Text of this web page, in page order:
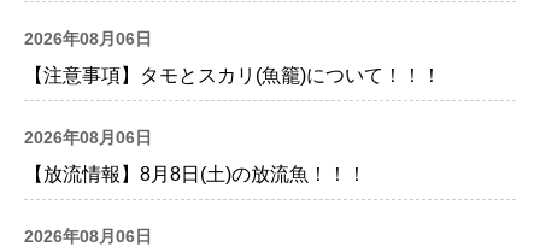
2026年08月06日
【注意事項】タモとスカリ(魚籠)について！！！
2026年08月06日
【放流情報】8月8日(土)の放流魚！！！
2026年08月06日